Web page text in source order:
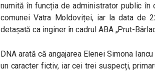
numită în funcția de administrator public în
comunei Vatra Moldoviței, iar la data de
detașată ca inginer în cadrul ABA „Prut-
DNA arată că angajarea Elenei Simona
un caracter fictiv, iar cei trei suspecți,